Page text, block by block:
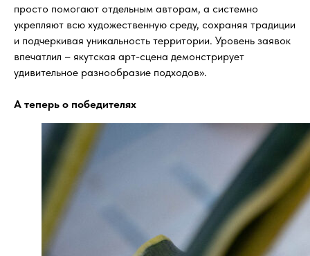
просто помогают отдельным авторам, а системно
укрепляют всю художественную среду, сохраняя традиции
и подчеркивая уникальность территории. Уровень заявок
впечатлил – якутская арт-сцена демонстрирует
удивительное разнообразие подходов».
А теперь о победителях